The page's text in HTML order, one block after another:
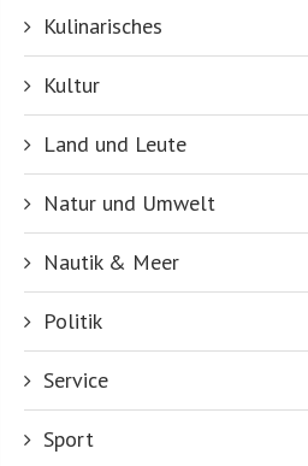
Kulinarisches
Kultur
Land und Leute
Natur und Umwelt
Nautik & Meer
Politik
Service
Sport